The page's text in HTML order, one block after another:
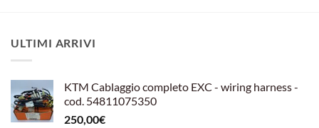
ULTIMI ARRIVI
KTM Cablaggio completo EXC - wiring harness -
cod. 54811075350
250,00€